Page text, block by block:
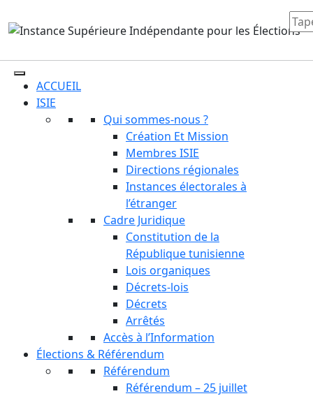
ACCUEIL
ISIE
Qui sommes-nous ?
Création Et Mission
Membres ISIE
Directions régionales
Instances électorales à
l’étranger
Cadre Juridique
Constitution de la
République tunisienne
Lois organiques
Décrets-lois
Décrets
Arrêtés
Accès à l’Information
Élections & Référendum
Référendum
Référendum – 25 juillet